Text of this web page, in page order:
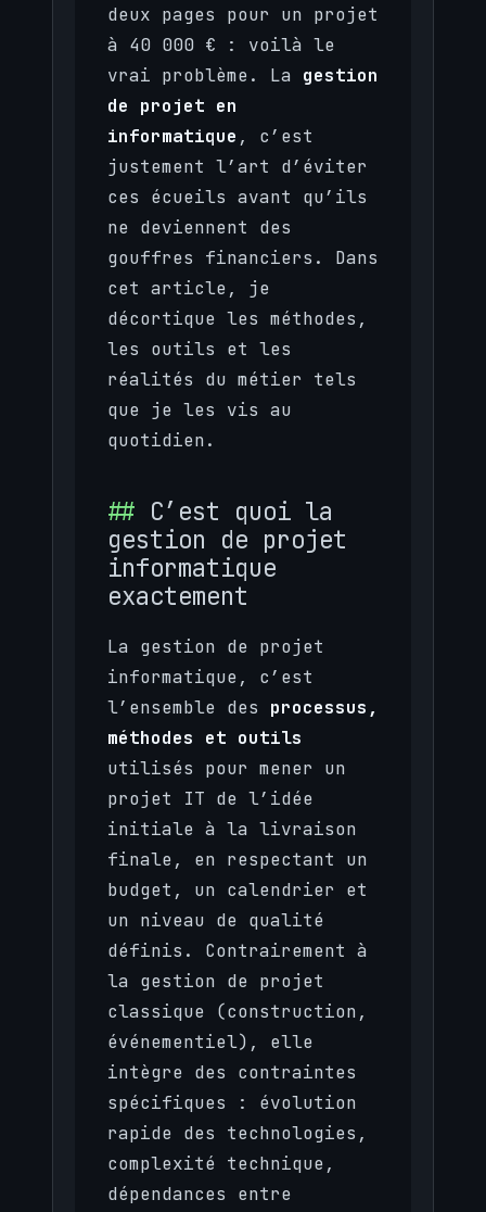
deux pages pour un projet
à 40 000 € : voilà le
vrai problème. La gestion
de projet en
informatique , c’est
justement l’art d’éviter
ces écueils avant qu’ils
ne deviennent des
gouffres financiers. Dans
cet article, je
décortique les méthodes,
les outils et les
réalités du métier tels
que je les vis au
quotidien.
C’est quoi la
gestion de projet
informatique
exactement
La gestion de projet
informatique, c’est
l’ensemble des processus,
méthodes et outils
utilisés pour mener un
projet IT de l’idée
initiale à la livraison
finale, en respectant un
budget, un calendrier et
un niveau de qualité
définis. Contrairement à
la gestion de projet
classique (construction,
événementiel), elle
intègre des contraintes
spécifiques : évolution
rapide des technologies,
complexité technique,
dépendances entre